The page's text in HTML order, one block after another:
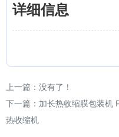
详细信息
上一篇：没有了！
下一篇： 加长热收缩膜包装机
热收缩机